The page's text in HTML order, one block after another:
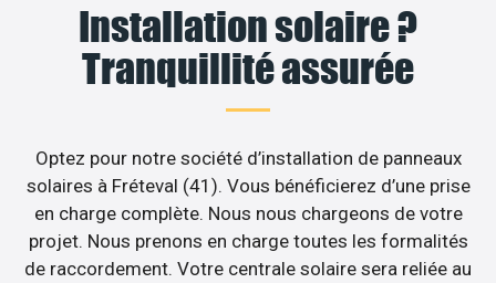
Installation solaire ?
Tranquillité assurée
Optez pour notre société d’installation de panneaux
solaires à Fréteval (41). Vous bénéficierez d’une prise
en charge complète. Nous nous chargeons de votre
projet. Nous prenons en charge toutes les formalités
de raccordement. Votre centrale solaire sera reliée au